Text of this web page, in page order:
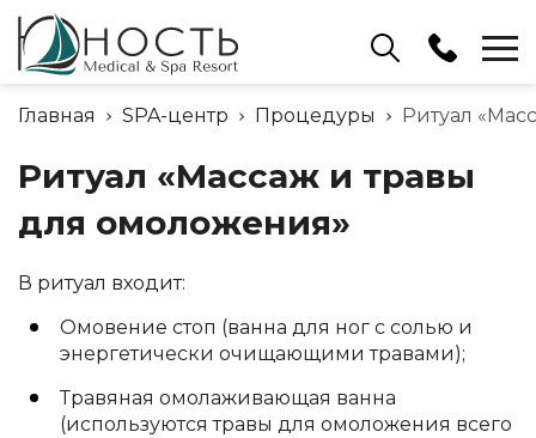
+375 (17) 503 91 15
Отдел бронирования
+375 (17) 503 91 10
Главная SPA-центр Процедуры Ритуал
Ритуал «Массаж и травы
для омоложения»
В ритуал входит:
Омовение стоп (ванна для ног с солью и
энергетически очищающими травами);
Травяная омолаживающая ванна
(используются травы для омоложения всего